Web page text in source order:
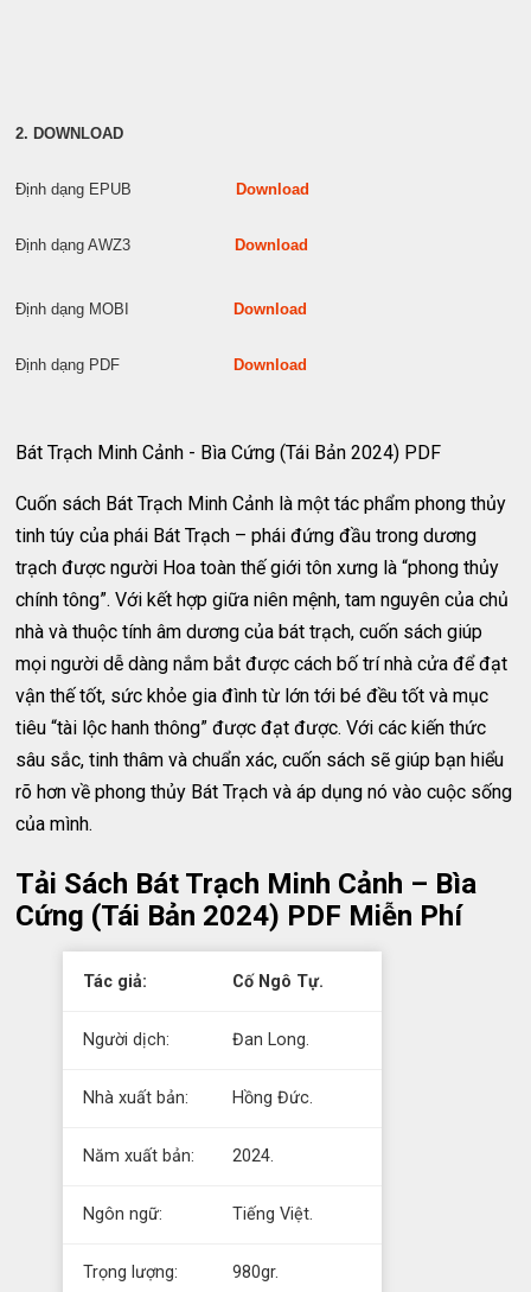
2. DOWNLOAD
Định dạng EPUB Download
Định dạng AWZ3 Download
Định dạng MOBI Download
Định dạng PDF Download
Bát Trạch Minh Cảnh - Bìa Cứng (Tái Bản 2024) PDF
Cuốn sách Bát Trạch Minh Cảnh là một tác phẩm phong thủy
tinh túy của phái Bát Trạch – phái đứng đầu trong dương
trạch được người Hoa toàn thế giới tôn xưng là “phong thủy
chính tông”. Với kết hợp giữa niên mệnh, tam nguyên của chủ
nhà và thuộc tính âm dương của bát trạch, cuốn sách giúp
mọi người dễ dàng nắm bắt được cách bố trí nhà cửa để đạt
vận thế tốt, sức khỏe gia đình từ lớn tới bé đều tốt và mục
tiêu “tài lộc hanh thông” được đạt được. Với các kiến thức
sâu sắc, tinh thâm và chuẩn xác, cuốn sách sẽ giúp bạn hiểu
rõ hơn về phong thủy Bát Trạch và áp dụng nó vào cuộc sống
của mình.
Tải Sách Bát Trạch Minh Cảnh – Bìa
Cứng (Tái Bản 2024) PDF Miễn Phí
Tác giả: Cố Ngô Tự.
Người dịch: Đan Long.
Nhà xuất bản: Hồng Đức.
Năm xuất bản: 2024.
Ngôn ngữ: Tiếng Việt.
Trọng lượng: 980gr.